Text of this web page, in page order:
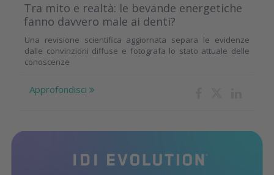
Tra mito e realtà: le bevande energetiche
fanno davvero male ai denti?
Una revisione scientifica aggiornata separa le evidenze
dalle convinzioni diffuse e fotografa lo stato attuale delle
conoscenze
Approfondisci